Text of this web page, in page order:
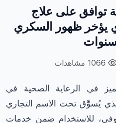
توافق على علاج
يؤخر ظهور السكري
سنوات
في الرعاية الصحية في
الذي يُسوَّق تحت الاسم التجاري
للاستخدام ضمن خدمات